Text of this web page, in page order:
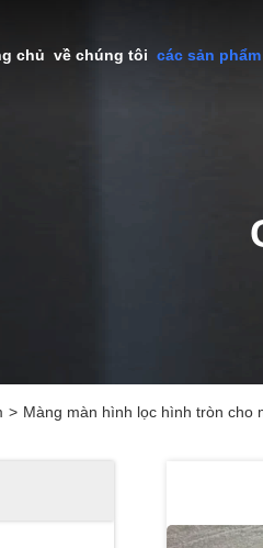
chủ về chúng tôi các sản phẩm
> Màng màn hình lọc hình tròn cho